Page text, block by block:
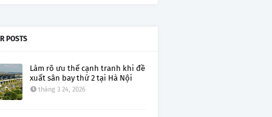
POSTS
Làm rõ ưu thế cạnh tranh khi đề
xuất sân bay thứ 2 tại Hà Nội
tháng 3 24, 2026